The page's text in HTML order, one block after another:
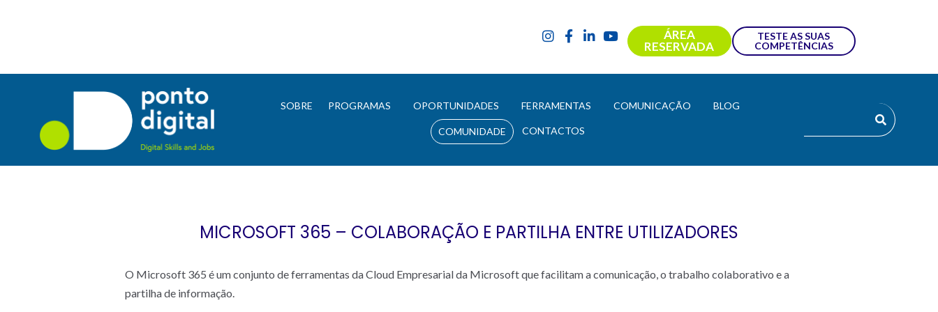
ÁREA
RESERVADA
TESTE AS SUAS
COMPETÊNCIAS
SOBRE PROGRAMAS OPORTUNIDADES FERRAMENTAS COMUNICAÇÃO BLOG
COMUNIDADE CONTACTOS
MICROSOFT 365 – COLABORAÇÃO E PARTILHA ENTRE UTILIZADORES
O Microsoft 365 é um conjunto de ferramentas da Cloud Empresarial da Microsoft que facilitam a comunicação, o trabalho colaborativo e a
partilha de informação.